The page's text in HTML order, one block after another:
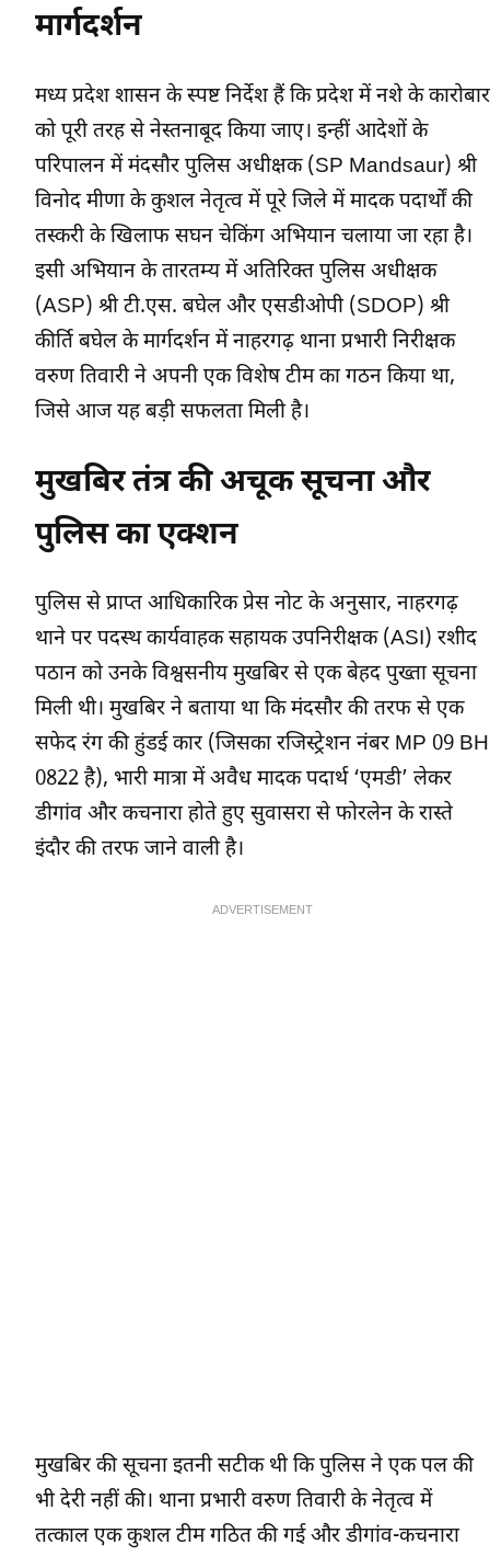
मार्गदर्शन
मध्य प्रदेश शासन के स्पष्ट निर्देश हैं कि प्रदेश में नशे के कारोबार
को पूरी तरह से नेस्तनाबूद किया जाए। इन्हीं आदेशों के
परिपालन में मंदसौर पुलिस अधीक्षक (SP Mandsaur) श्री
विनोद मीणा के कुशल नेतृत्व में पूरे जिले में मादक पदार्थों की
तस्करी के खिलाफ सघन चेकिंग अभियान चलाया जा रहा है।
इसी अभियान के तारतम्य में अतिरिक्त पुलिस अधीक्षक
(ASP) श्री टी.एस. बघेल और एसडीओपी (SDOP) श्री
कीर्ति बघेल के मार्गदर्शन में नाहरगढ़ थाना प्रभारी निरीक्षक
वरुण तिवारी ने अपनी एक विशेष टीम का गठन किया था,
जिसे आज यह बड़ी सफलता मिली है।
मुखबिर तंत्र की अचूक सूचना और
पुलिस का एक्शन
पुलिस से प्राप्त आधिकारिक प्रेस नोट के अनुसार, नाहरगढ़
थाने पर पदस्थ कार्यवाहक सहायक उपनिरीक्षक (ASI) रशीद
पठान को उनके विश्वसनीय मुखबिर से एक बेहद पुख्ता सूचना
मिली थी। मुखबिर ने बताया था कि मंदसौर की तरफ से एक
सफेद रंग की हुंडई कार (जिसका रजिस्ट्रेशन नंबर MP 09 BH
0822 है), भारी मात्रा में अवैध मादक पदार्थ ‘एमडी’ लेकर
डीगांव और कचनारा होते हुए सुवासरा से फोरलेन के रास्ते
इंदौर की तरफ जाने वाली है।
ADVERTISEMENT
मुखबिर की सूचना इतनी सटीक थी कि पुलिस ने एक पल की
भी देरी नहीं की। थाना प्रभारी वरुण तिवारी के नेतृत्व में
तत्काल एक कुशल टीम गठित की गई और डीगांव-कचनारा